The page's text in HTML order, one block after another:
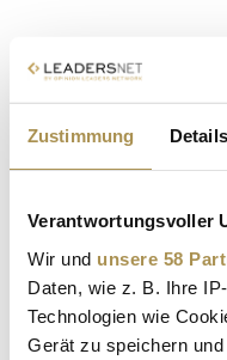
Zustimmung Details
Verantwortungsvoller
Wir und unsere 58
Daten, wie z. B. Ihre
Technologien wie
Gerät zu speichern